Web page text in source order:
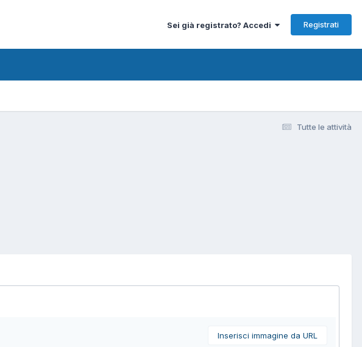
Sei già registrato? Accedi Registrati
Tutte le attività
Inserisci immagine da URL